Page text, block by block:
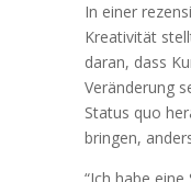
In einer
Kreativität
daran, dass
Veränderung
Status quo
bringen,